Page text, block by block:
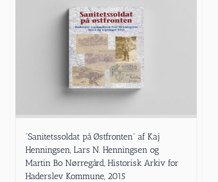
”Sanitetssoldat på Østfronten” af Kaj
Henningsen, Lars N. Henningsen og
Martin Bo Nørregård, Historisk Arkiv for
Haderslev Kommune, 2015